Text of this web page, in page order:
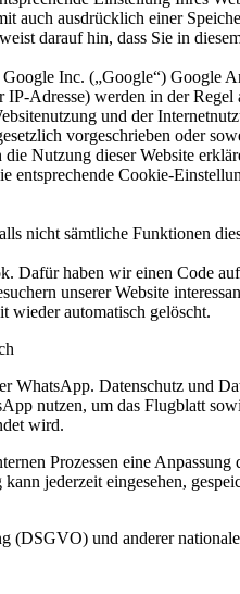
auch ausdrücklich einer
darauf hin, dass Sie in
Inc. („Google“) Google
Adresse) werden in der
und der
vorgeschrieben oder
Nutzung dieser Website
entsprechende Cookie-
nicht sämtliche Funktionen
Dafür haben wir einen Code
unserer Website
wieder automatisch gelöscht.
WhatsApp. Datenschutz und
nutzen, um das Flugblatt
wird.
Prozessen eine
jederzeit eingesehen,
und anderer